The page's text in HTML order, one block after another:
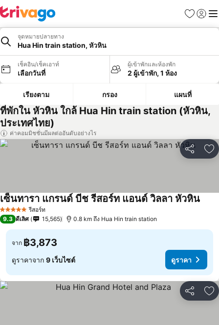
รายการโป
เข้าสู่ร
เมนู
จุดหมายปลายทาง
Hua Hin train station, หัวหิน
เช็คอิน/เช็คเอาท์
เลือกวันที่
ผู้เข้าพักและห้องพัก
2 ผู้เข้าพัก, 1 ห้อง
เรียงตาม กรอง แผนที่
ที่พักใน หัวหิน ใกล้ Hua Hin train station (หัวหิน,
ประเทศไทย)
ค่าคอมมิชชั่นมีผลต่ออันดับอย่างไร
แชร์ เ
5 ดาว รีสอร์ท
เซ็นทารา แกรนด์ บีช รีสอร์ท แอนด์ วิลลา หัวหิน
9.3 ดีเลิศ 15,565 0.8 km ถึง Hua Hin train station
จาก ฿3,873
ดูราคาจาก 9 เว็บไซต์ ดูราคา
แชร์ เ